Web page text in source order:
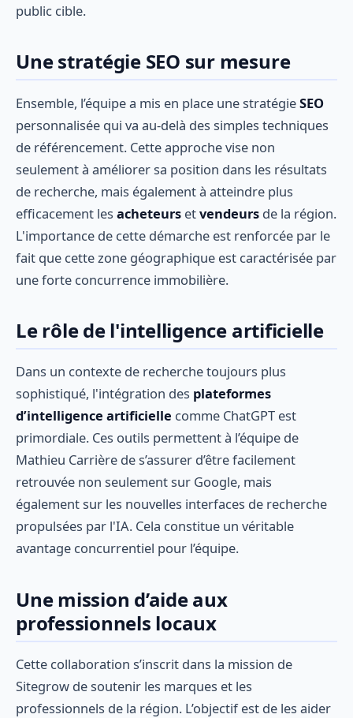
public cible.
Une stratégie SEO sur mesure
Ensemble, l’équipe a mis en place une stratégieSEO
personnalisée qui va au-delà des simples techniques
de référencement. Cette approche vise non
seulement à améliorer sa position dans les résultats
de recherche, mais également à atteindre plus
efficacement les acheteurs etvendeurs de la région.
L'importance de cette démarche est renforcée par le
fait que cette zone géographique est caractérisée par
une forte concurrence immobilière.
Le rôle de l'intelligence artificielle
Dans un contexte de recherche toujours plus
sophistiqué, l'intégration des plateformes
d’intelligence artificielle comme ChatGPT est
primordiale. Ces outils permettent à l’équipe de
Mathieu Carrière de s’assurer d’être facilement
retrouvée non seulement sur Google, mais
également sur les nouvelles interfaces de recherche
propulsées par l'IA. Cela constitue un véritable
avantage concurrentiel pour l’équipe.
Une mission d’aide aux
professionnels locaux
Cette collaboration s’inscrit dans la mission de
Sitegrow de soutenir les marques et les
professionnels de la région. L’objectif est de les aider